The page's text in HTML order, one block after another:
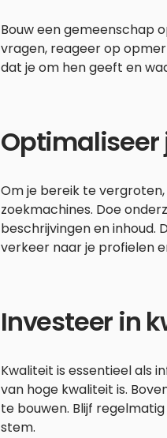
Bouw een gemeenschap
vragen, reageer op
dat je om hen geeft en
Optimaliseer
Om je bereik te
zoekmachines. Doe
beschrijvingen en inhoud.
verkeer naar je profielen
Investeer in
Kwaliteit is essentieel als
van hoge kwaliteit is.
te bouwen. Blijf
stem.